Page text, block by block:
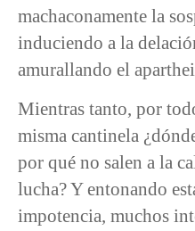
machaconamente la
induciendo a la
amurallando el
Mientras tanto, por
misma cantinela
por qué no salen a la
lucha? Y entonando
impotencia, muchos